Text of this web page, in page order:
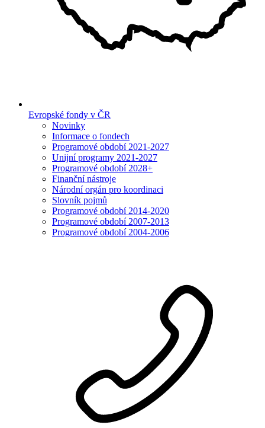
Evropské fondy v ČR
Novinky
Informace o fondech
Programové období 2021-2027
Unijní programy 2021-2027
Programové období 2028+
Finanční nástroje
Národní orgán pro koordinaci
Slovník pojmů
Programové období 2014-2020
Programové období 2007-2013
Programové období 2004-2006